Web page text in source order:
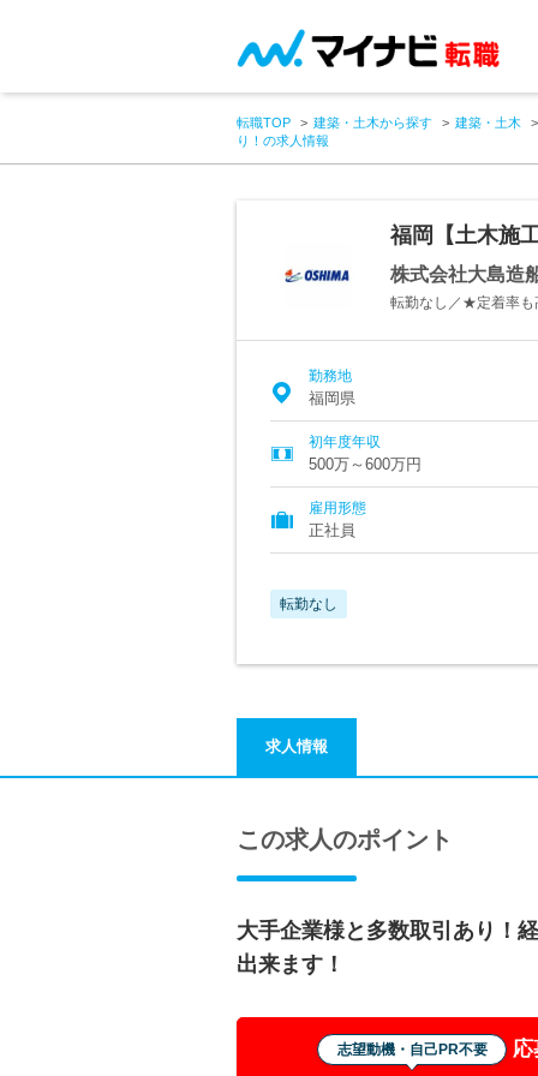
転職TOP 建築・土木から探す
建築・土木
り！の求人情報
福岡【土木施
株式会社大島造
転勤なし／★定着率も
勤務地
福岡県
初年度年収
500万～600万円
雇用形態
正社員
転勤なし
求人情報
この求人のポイント
大手企業様と多数取引あり！
出来ます！
志望動機・自己PR不要